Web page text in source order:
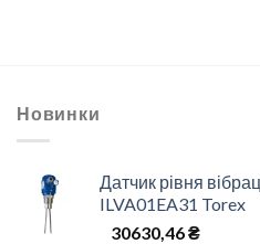
Новинки
Датчик рівня
ILVA01EA31 Torex
30630,46₴